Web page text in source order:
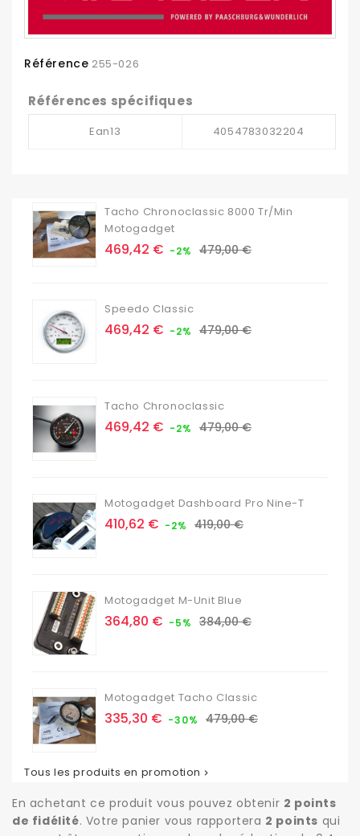
Référence 255-026
Références spécifiques
Ean13 4054783032204
Tacho Chronoclassic 8000 Tr/min
Motogadget
Prix
469,42 € -2% Prix
479,00 €
Speedo Classic
Prix
469,42 € -2% Prix
479,00 €
Tacho Chronoclassic
Prix
469,42 € -2% Prix
479,00 €
Motogadget Dashboard Pro Nine-T
Prix
410,62 € -2% Prix
419,00 €
Motogadget M-Unit Blue
Prix
364,80 € -5% Prix
384,00 €
Motogadget Tacho Classic
Prix
335,30 € -30% Prix
479,00 €
Tous les produits en promotion 
En achetant ce produit vous pouvez obtenir 2 points
de fidélité. Votre panier vous rapportera 2 points qui